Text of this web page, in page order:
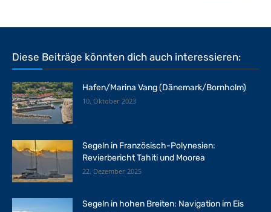
Diese Beiträge könnten dich auch interessieren:
Hafen/Marina Vang (Dänemark/Bornholm)
10. Oktober 2023
Segeln in Französisch-Polynesien:
Revierbericht Tahiti und Moorea
22. Dezember 2025
Segeln in hohen Breiten: Navigation im Eis